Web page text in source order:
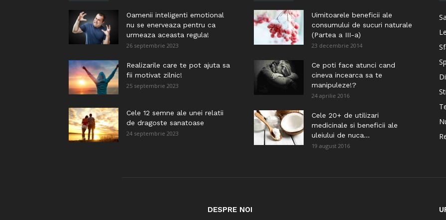
Oamenii inteligenti emotional
nu se enerveaza pentru ca
urmeaza aceasta regula!
26 septembrie 2023
Realizarile care te pot ajuta sa
fii motivat zilnic!
25 septembrie 2023
Cele 12 semne ale unei relatii
de dragoste sanatoase
24 septembrie 2023
Uimitoarele beneficii ale
consumului de sucuri naturale
(Partea a III-a)
23 decembrie 2014
Ce poti face atunci cand
cineva incearca sa te
manipuleze!?
24 aprilie 2016
Cele 20+ de utilizari
medicinale si beneficii ale
uleiului de nuca...
19 august 2016
DESPRE NOI